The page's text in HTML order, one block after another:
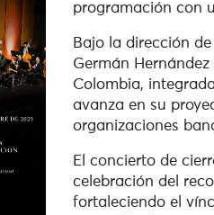
programación con
Bajo la dirección
Germán
Colombia,
avanza en su
organizaciones
El concierto de
celebración del
fortaleciendo el